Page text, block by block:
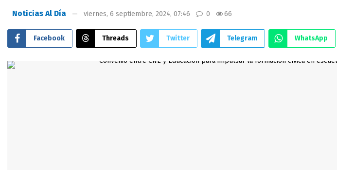
Noticias Al Día viernes, 6 septiembre, 2024, 07:46 0 66
Facebook Threads Twitter Telegram WhatsApp